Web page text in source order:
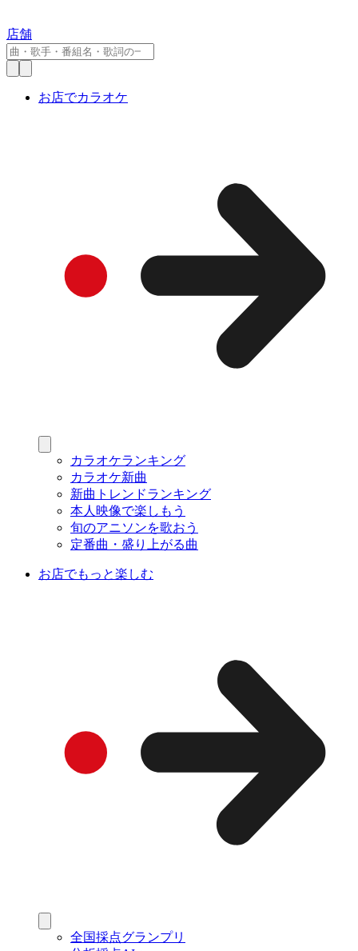
店舗
お店でカラオケ
カラオケランキング
カラオケ新曲
新曲トレンドランキング
本人映像で楽しもう
旬のアニソンを歌おう
定番曲・盛り上がる曲
お店でもっと楽しむ
全国採点グランプリ